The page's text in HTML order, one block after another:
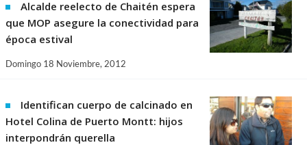
Alcalde reelecto de Chaitén espera
que MOP asegure la conectividad para
época estival
Domingo 18 Noviembre, 2012
Identifican cuerpo de calcinado en
Hotel Colina de Puerto Montt: hijos
interpondrán querella